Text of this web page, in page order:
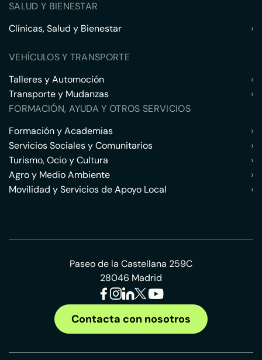
SALUD Y BIENESTAR
Clínicas, Salud y Bienestar
›
VEHÍCULOS Y TRANSPORTE
Talleres y Automoción
›
Transporte y Mudanzas
›
FORMACIÓN, AYUDA Y OTROS SERVICIOS
Formación y Academias
›
Servicios Sociales y Comunitarios
›
Turismo, Ocio y Cultura
›
Agro y Medio Ambiente
›
Movilidad y Servicios de Apoyo Local
›
Paseo de la Castellana 259C
28046 Madrid
Contacta con nosotros